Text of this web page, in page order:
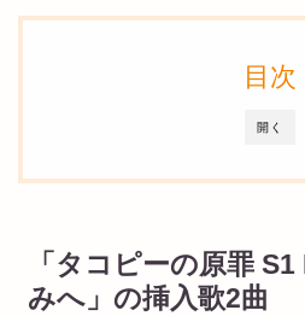
開く
目次
「タコピーの原罪
みへ」の挿入歌2曲